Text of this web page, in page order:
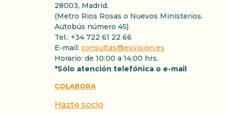
28003, Madrid.
(Metro Rios Rosas o Nuevos Ministerios.
Autobús número 45)
Tel.: +34 722 61 22 66
E-mail: consultas@esvision.es
Horario: de 10:00 a 14:00 hrs.
*Sólo atención telefónica o e-mail
COLABORA
Hazte socio